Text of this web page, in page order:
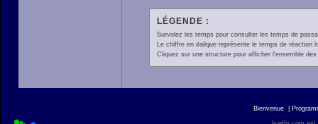
LÉGENDE :
Survolez les temps pour consulter les temps de
Le chiffre en italiquereprésente le temps de réaction
Cliquez sur une structure pour afficher l'ensemble
Bienvenue